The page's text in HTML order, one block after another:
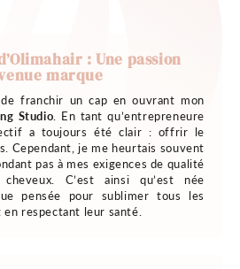
: Une passion
marque
franchir un cap en ouvrant mon
Studio . En tant qu’entrepreneure
a toujours été clair : offrir le
Cependant, je me heurtais souvent
pas à mes exigences de qualité
C’est ainsi qu’est née
pensée pour sublimer tous les
respectant leur santé.